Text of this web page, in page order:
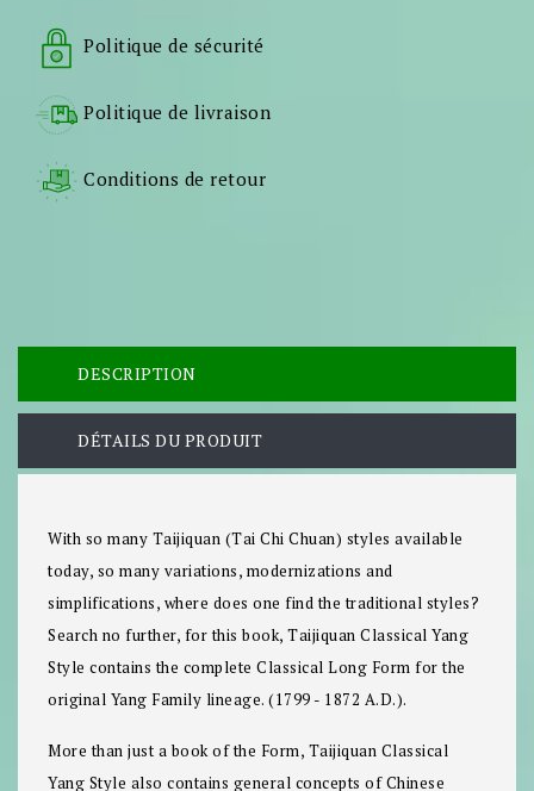
Politique de sécurité
Politique de livraison
Conditions de retour
DESCRIPTION
DÉTAILS DU PRODUIT
With so many Taijiquan (Tai Chi Chuan) styles available
today, so many variations, modernizations and
simplifications, where does one find the traditional styles?
Search no further, for this book, Taijiquan Classical Yang
Style contains the complete Classical Long Form for the
original Yang Family lineage. (1799 - 1872 A.D.).
More than just a book of the Form, Taijiquan Classical
Yang Style also contains general concepts of Chinese